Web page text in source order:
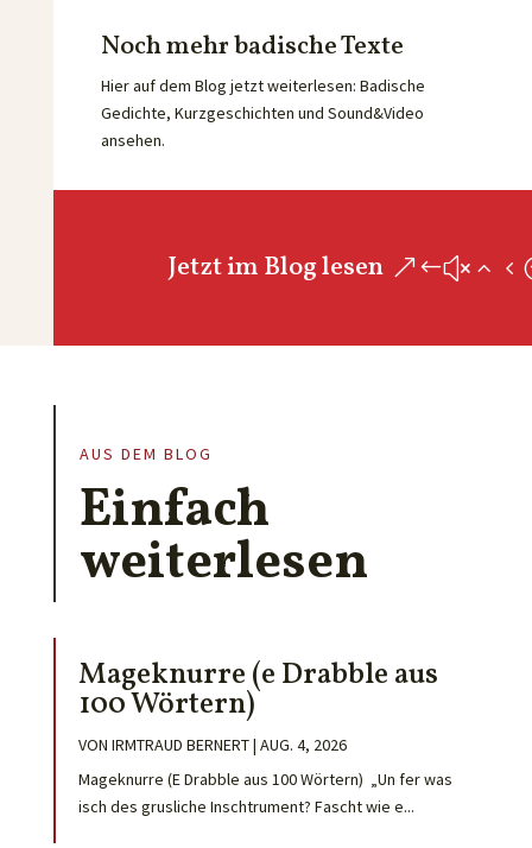
Noch mehr badische Texte
Hier auf dem Blog jetzt weiterlesen: Badische
Gedichte, Kurzgeschichten und Sound&Video
ansehen.
Jetzt im Blog lesen
AUS DEM BLOG
Einfach
weiterlesen
Mageknurre (e Drabble aus
100 Wörtern)
VON IRMTRAUD BERNERT| AUG. 4, 2026
Mageknurre (E Drabble aus 100 Wörtern) „Un fer was
isch des grusliche Inschtrument? Fascht wie e...